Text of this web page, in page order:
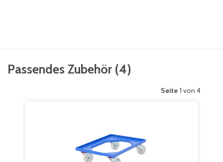
Passendes Zubehör (4)
Seite 1 von 4